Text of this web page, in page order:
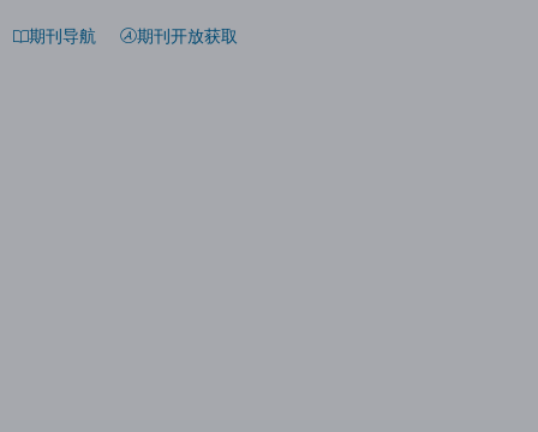
期刊导航 期刊开放获取